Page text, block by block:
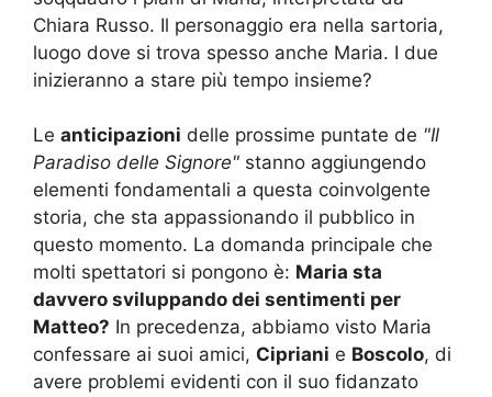
Chiara Russo. Il personaggio era nella sartoria,
luogo dove si trova spesso anche Maria. I due
inizieranno a stare più tempo insieme?
Le anticipazioni delle prossime puntate de "Il
Paradiso delle Signore" stanno aggiungendo
elementi fondamentali a questa coinvolgente
storia, che sta appassionando il pubblico in
questo momento. La domanda principale che
molti spettatori si pongono è: Maria sta
davvero sviluppando dei sentimenti per
Matteo? In precedenza, abbiamo visto Maria
confessare ai suoi amici, Cipriani e Boscolo, di
avere problemi evidenti con il suo fidanzato